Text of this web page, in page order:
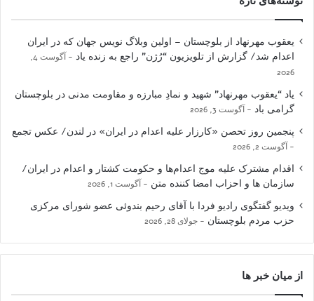
یعقوب مهرنهاد از بلوچستان – اولین وبلاگ نویس جهان که در ایران
اعدام شد/ گزارش از تلویزیون “رُژن” راجع به زنده یاد
آگوست 4,
2026
یاد “یعقوب مهرنهاد” شهید و نمادِ مبارزه و مقاومت مدنی در بلوچستان
گرامی باد
آگوست 3, 2026
پنجمین روز تحصن «کارزار علیه اعدام در ایران» در لندن/ عکس تجمع
آگوست 2, 2026
اقدام مشترک علیه موج اعدام‌ها و حکومت کشتار و اعدام در ایران/
سازمان ها و احزاب امضا کننده متن
آگوست 1, 2026
ویدیو گفتگوی رادیو فردا با آقای رحیم بندوئی عضو شورای مرکزی
حزب مردم بلوچستان
جولای 28, 2026
از میان خبر ها